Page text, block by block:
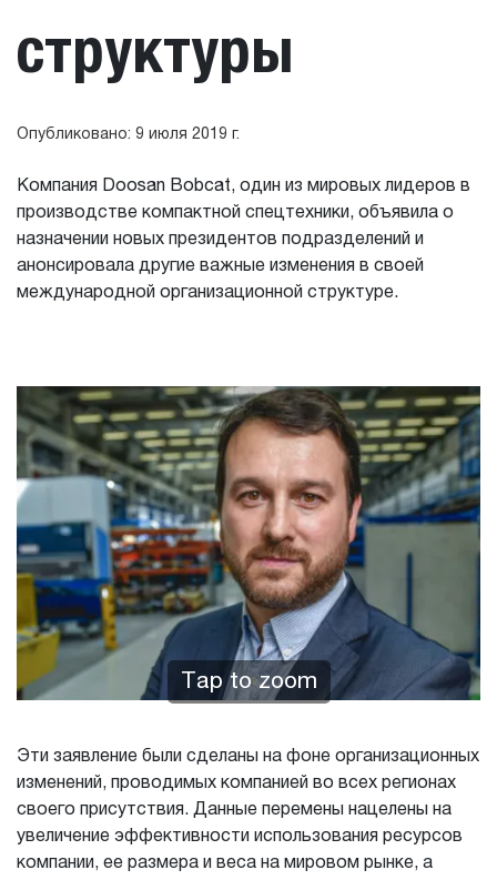
структуры
Опубликовано: 9 июля 2019 г.
Компания Doosan Bobcat, один из мировых лидеров в
производстве компактной спецтехники, объявила о
назначении новых президентов подразделений и
анонсировала другие важные изменения в своей
международной организационной структуре.
Tap to zoom
Эти заявление были сделаны на фоне организационных
изменений, проводимых компанией во всех регионах
своего присутствия. Данные перемены нацелены на
увеличение эффективности использования ресурсов
компании, ее размера и веса на мировом рынке, а